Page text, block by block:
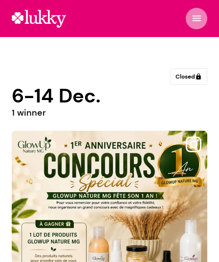
menu
Closed lock
6-14 Dec.
1 winner
@la_toile_des_jeux